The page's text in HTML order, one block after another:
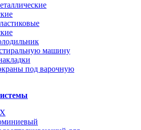
машину
под варочную